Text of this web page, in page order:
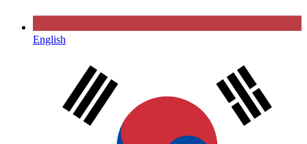
English